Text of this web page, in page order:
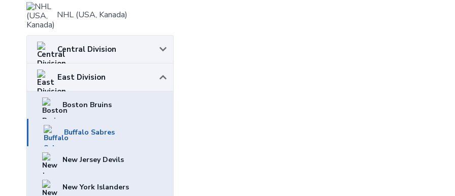
NHL (USA, Kanada)
Central Division
East Division
Boston Bruins
Buffalo Sabres
New Jersey Devils
New York Islanders